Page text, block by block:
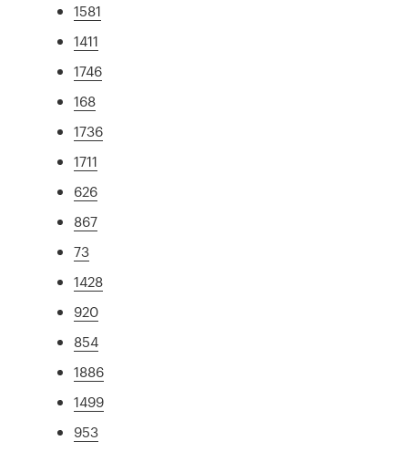
1581
1411
1746
168
1736
1711
626
867
73
1428
920
854
1886
1499
953